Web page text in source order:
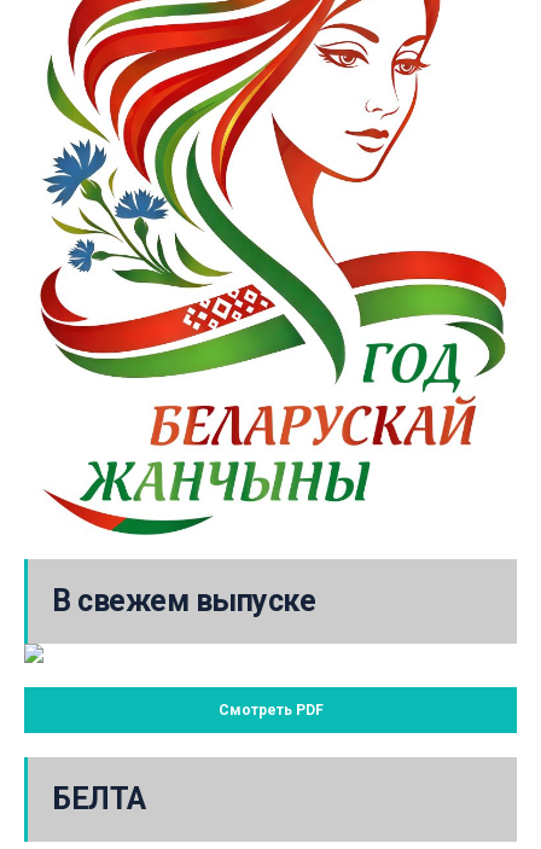
В свежем выпуске
Смотреть PDF
БЕЛТА